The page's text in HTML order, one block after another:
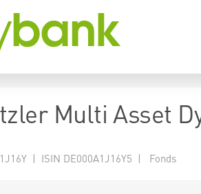
Multi Asset
| ISIN DE000A1J16Y5 | Fonds